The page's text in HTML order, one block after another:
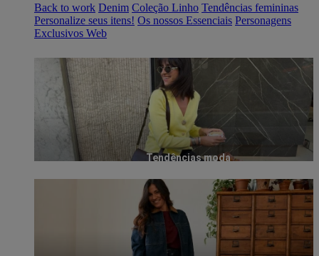
Back to work Denim Coleção Linho Tendências femininas
Personalize seus itens! Os nossos Essenciais Personagens
Exclusivos Web
Tendências moda